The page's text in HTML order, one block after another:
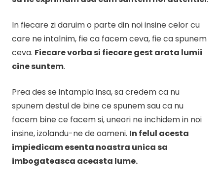
In fiecare zi daruim o parte din noi insine celor cu
care ne intalnim, fie ca facem ceva, fie ca spunem
ceva. Fiecare vorba si fiecare gest arata lumii
cine suntem.
Prea des se intampla insa, sa credem ca nu
spunem destul de bine ce spunem sau ca nu
facem bine ce facem si, uneori ne inchidem in noi
insine, izolandu-ne de oameni. In felul acesta
impiedicam esenta noastra unica sa
imbogateasca aceasta lume.